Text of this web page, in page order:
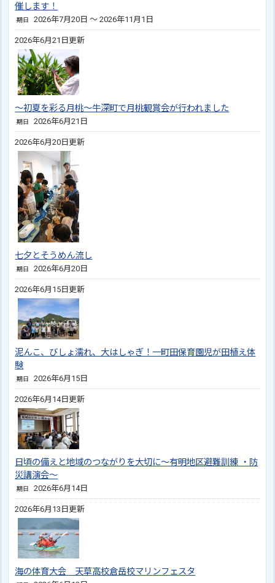
催します！
期日 2026年7月20日 ～ 2026年11月1日
2026年6月21日更新
～初夏を彩る月桃～牛深町で月桃観賞会が行われました
期日 2026年6月21日
2026年6月20日更新
七夕とそうめん流し
期日 2026年6月20日
2026年6月15日更新
泥んこ、びしょ濡れ、大はしゃぎ！一町田保育園児が田植え体
験
期日 2026年6月15日
2026年6月14日更新
日頃の備えと地域のつながりを大切に～有明地区避難訓練 ・防
災講演会～
期日 2026年6月14日
2026年6月13日更新
海の体育大会 天草高校倉岳校マリンフェスタ